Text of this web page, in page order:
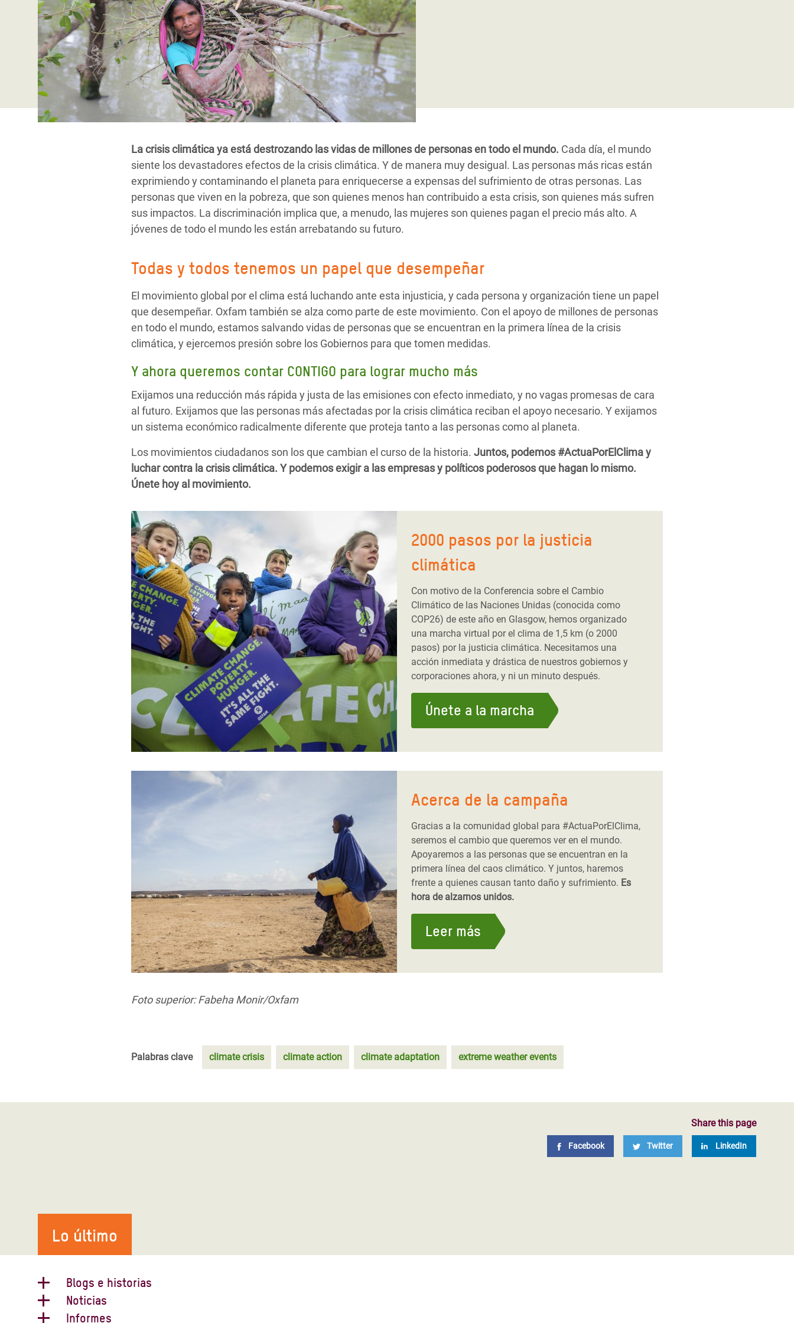
Conflictos y Desastres
Desigualdad Extrema y
Servicios Sociales Básicos
Inequality and Rights in a
Digital Age
Crisis Climática y Alimentaria
en África Oriental
Crisis de Personas Refugiadas
en Sudán del Sur
Crisis de Refugiados Rohinyá
en Bangladesh
Crisis en Yemen
#ActuaPorElClima
Erradiquemos el Sufrimiento Humano que
se Oculta tras los Alimentos
¡Basta! Acabemos con las violencias contra
mujeres y niñas
ayuda
a
la
navegación
La crisis climática ya está destrozando las vidas de millones de personas en todo el mundo. Cada día, el mundo
siente los devastadores efectos de la crisis climática. Y de manera muy desigual. Las personas más ricas están
exprimiendo y contaminando el planeta para enriquecerse a expensas del sufrimiento de otras personas. Las
personas que viven en la pobreza, que son quienes menos han contribuido a esta crisis, son quienes más sufren
sus impactos. La discriminación implica que, a menudo, las mujeres son quienes pagan el precio más alto. A
jóvenes de todo el mundo les están arrebatando su futuro.
Todas y todos tenemos un papel que desempeñar
El movimiento global por el clima está luchando ante esta injusticia, y cada persona y organización tiene un papel
que desempeñar. Oxfam también se alza como parte de este movimiento. Con el apoyo de millones de personas
en todo el mundo, estamos salvando vidas de personas que se encuentran en la primera línea de la crisis
climática, y ejercemos presión sobre los Gobiernos para que tomen medidas.
Y ahora queremos contar CONTIGO para lograr mucho más
Exijamos una reducción más rápida y justa de las emisiones con efecto inmediato, y no vagas promesas de cara
al futuro. Exijamos que las personas más afectadas por la crisis climática reciban el apoyo necesario. Y exijamos
un sistema económico radicalmente diferente que proteja tanto a las personas como al planeta.
Los movimientos ciudadanos son los que cambian el curso de la historia. Juntos, podemos #ActuaPorElClima y
luchar contra la crisis climática. Y podemos exigir a las empresas y políticos poderosos que hagan lo mismo.
Únete hoy al movimiento.
2000 pasos por la justicia
climática
Con motivo de la Conferencia sobre el Cambio
Climático de las Naciones Unidas (conocida como
COP26) de este año en Glasgow, hemos organizado
una marcha virtual por el clima de 1,5 km (o 2000
pasos) por la justicia climática. Necesitamos una
acción inmediata y drástica de nuestros gobiernos y
corporaciones ahora, y ni un minuto después.
Únete a la marcha
Acerca de la campaña
Gracias a la comunidad global para #ActuaPorElClima,
seremos el cambio que queremos ver en el mundo.
Apoyaremos a las personas que se encuentran en la
primera línea del caos climático. Y juntos, haremos
frente a quienes causan tanto daño y sufrimiento. Es
hora de alzarnos unidos.
Leer más
Foto superior: Fabeha Monir/Oxfam
Palabras clave climate crisis climate action climate adaptation extreme weather events
Share this page
Facebook Twitter LinkedIn
Lo último
Blogs e historias
En primera persona: obligadas a
Noticias
Informes